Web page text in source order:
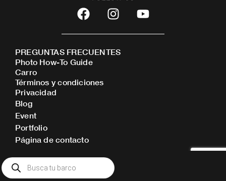
F
a
c
b
o
o
I
n
s
a
Y
o
u
PREGUNTAS FRECUENTES
Photo How-To Guide
Carro
Términos y condiciones
Privacidad
Blog
Event
Portfolio
Página de contacto
Búsqueda
de